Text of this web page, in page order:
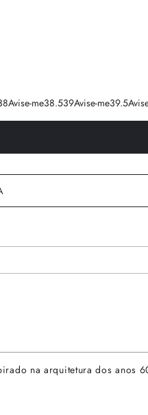
Avise-me38.539Avise-me39.5
na arquitetura dos anos